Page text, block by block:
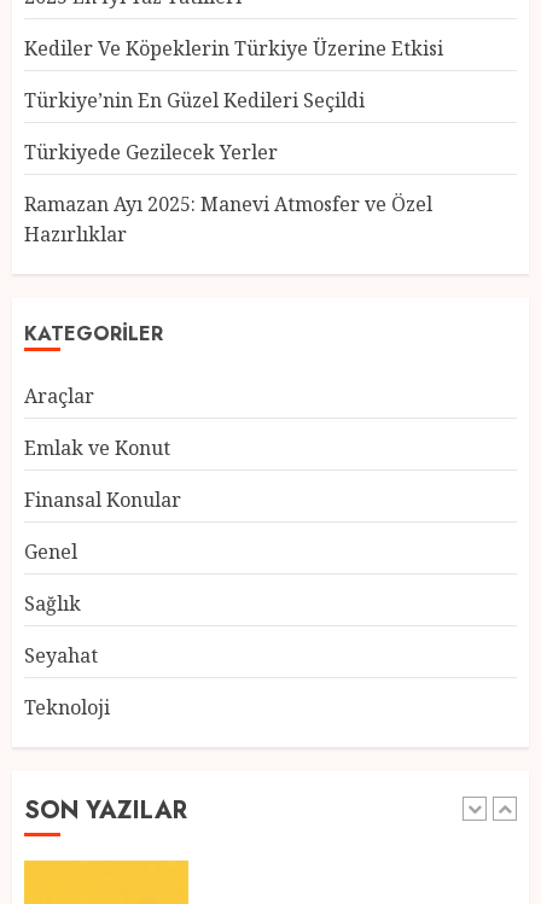
Kediler Ve Köpeklerin Türkiye Üzerine Etkisi
Türkiye’nin En Güzel Kedileri Seçildi
Türkiyede Gezilecek Yerler
Ramazan Ayı 2025: Manevi Atmosfer ve Özel
Hazırlıklar
KATEGORILER
Araçlar
Emlak ve Konut
Finansal Konular
Genel
Sağlık
Seyahat
Teknoloji
SON YAZILAR
3
Türkiye’nin En Güzel Kedileri
Seçildi
12 MART 2025 0
5
Ramazan Ayı 2025: Manevi
1